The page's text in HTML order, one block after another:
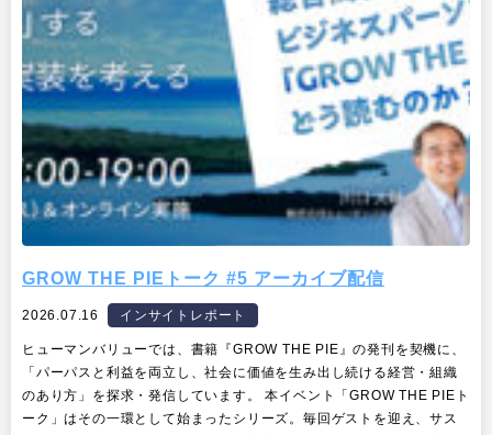
組織変革プラクティショ
ナーズ・ストーリー 〜
未来オフィス共創プロジ
GROW THE PIEトーク #5 アーカイブ配信
2026.07.16 インサイトレポート
ヒューマンバリューでは、書籍『GROW THE PIE』の発刊を契機に、
「パーパスと利益を両立し、社会に価値を生み出し続ける経営・組織
のあり方」を探求・発信しています。 本イベント「GROW THE PIEト
ーク」はその一環として始まったシリーズ。毎回ゲストを迎え、サス